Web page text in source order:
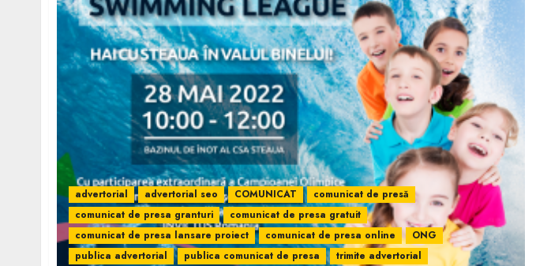
advertorial advertorial seo COMUNICAT
comunicat de presă
comunicat de presa granturi
comunicat de presa gratuit
comunicat de presa lansare proiect
comunicat de presa online
ONG
publica advertorial
publica comunicat de presa
trimite advertorial